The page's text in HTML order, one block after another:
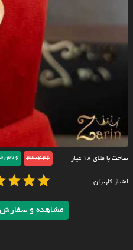
ساخت با طلای ۱۸ عیار 23/426
326
امتیاز کاربران
مشاهده و سفارش